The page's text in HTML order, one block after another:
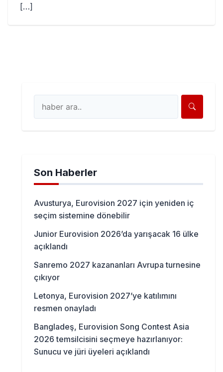
[…]
Son Haberler
Avusturya, Eurovision 2027 için yeniden iç
seçim sistemine dönebilir
Junior Eurovision 2026’da yarışacak 16 ülke
açıklandı
Sanremo 2027 kazananları Avrupa turnesine
çıkıyor
Letonya, Eurovision 2027’ye katılımını
resmen onayladı
Bangladeş, Eurovision Song Contest Asia
2026 temsilcisini seçmeye hazırlanıyor:
Sunucu ve jüri üyeleri açıklandı